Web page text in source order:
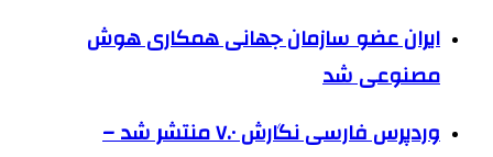
ایران عضو سازمان جهانی همکاری هوش
مصنوعی شد
وردپرس فارسی نگارش ۷.۰ منتشر شد –